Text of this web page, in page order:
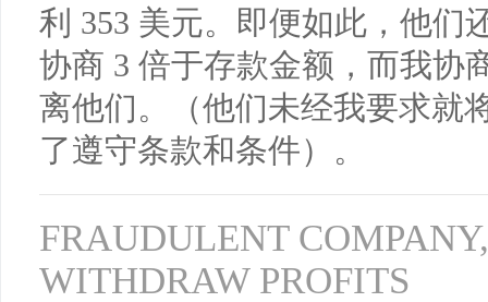
利 ​​353 美元。即便如此，他们
协商 3 倍于存款金额，而我协
离他们。（他们未经我要求就
了遵守条款和条件）。
FRAUDULENT
WITHDRAW PROFITS